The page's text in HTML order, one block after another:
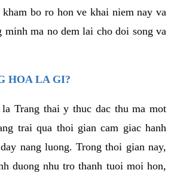
kham bo ro hon ve khai niem nay va
minh ma no dem lai cho doi song va
HOA LA GI?
Trang thai y thuc dac thu ma mot
trai qua thoi gian cam giac hanh
nang luong. Trong thoi gian nay,
duong nhu tro thanh tuoi moi hon,